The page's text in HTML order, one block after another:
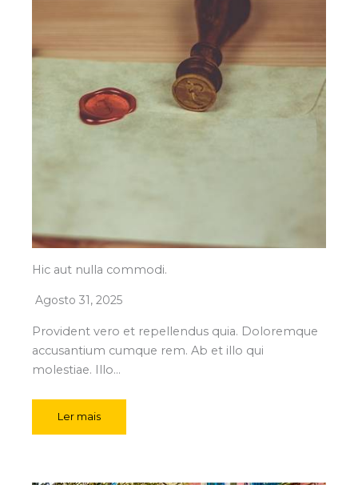
Hic aut nulla commodi.
Agosto 31, 2025
Provident vero et repellendus quia. Doloremque
accusantium cumque rem. Ab et illo qui
molestiae. Illo…
Ler mais